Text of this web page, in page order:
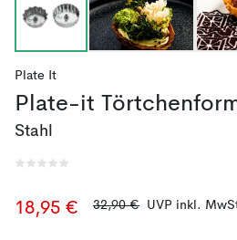
Plate It
Plate-it
Stahl
18,95 € 32,90 € UVP inkl.